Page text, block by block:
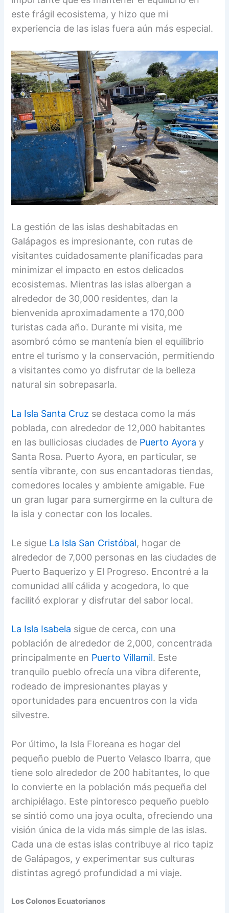
este frágil ecosistema, y hizo que mi
experiencia de las islas fuera aún más especial.
La gestión de las islas deshabitadas en
Galápagos es impresionante, con rutas de
visitantes cuidadosamente planificadas para
minimizar el impacto en estos delicados
ecosistemas. Mientras las islas albergan a
alrededor de 30,000 residentes, dan la
bienvenida aproximadamente a 170,000
turistas cada año. Durante mi visita, me
asombró cómo se mantenía bien el equilibrio
entre el turismo y la conservación, permitiendo
a visitantes como yo disfrutar de la belleza
natural sin sobrepasarla.
La Isla Santa Cruz se destaca como la más
poblada, con alrededor de 12,000 habitantes
en las bulliciosas ciudades de Puerto Ayora y
Santa Rosa. Puerto Ayora, en particular, se
sentía vibrante, con sus encantadoras tiendas,
comedores locales y ambiente amigable. Fue
un gran lugar para sumergirme en la cultura de
la isla y conectar con los locales.
Le sigue La Isla San Cristóbal, hogar de
alrededor de 7,000 personas en las ciudades de
Puerto Baquerizo y El Progreso. Encontré a la
comunidad allí cálida y acogedora, lo que
facilitó explorar y disfrutar del sabor local.
La Isla Isabela sigue de cerca, con una
población de alrededor de 2,000, concentrada
principalmente en Puerto Villamil. Este
tranquilo pueblo ofrecía una vibra diferente,
rodeado de impresionantes playas y
oportunidades para encuentros con la vida
silvestre.
Por último, la Isla Floreana es hogar del
pequeño pueblo de Puerto Velasco Ibarra, que
tiene solo alrededor de 200 habitantes, lo que
lo convierte en la población más pequeña del
archipiélago. Este pintoresco pequeño pueblo
se sintió como una joya oculta, ofreciendo una
visión única de la vida más simple de las islas.
Cada una de estas islas contribuye al rico tapiz
de Galápagos, y experimentar sus culturas
distintas agregó profundidad a mi viaje.
Los Colonos Ecuatorianos